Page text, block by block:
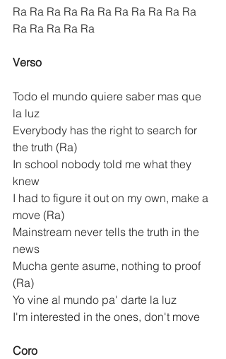
Ra Ra Ra Ra Ra Ra Ra Ra Ra Ra Ra
Ra Ra Ra Ra Ra
Verso
Todo el mundo quiere saber mas que
la luz
Everybody has the right to search for
the truth (Ra)
In school nobody told me what they
knew
I had to figure it out on my own, make a
move (Ra)
Mainstream never tells the truth in the
news
Mucha gente asume, nothing to proof
(Ra)
Yo vine al mundo pa' darte la luz
I'm interested in the ones, don't move
Coro